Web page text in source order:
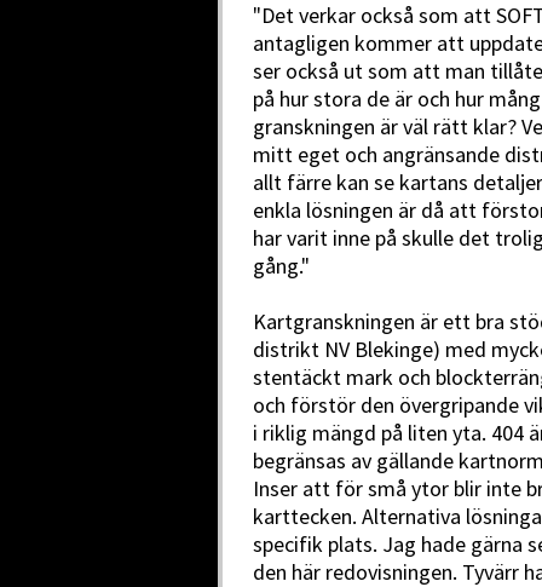
"Det verkar också som att
antagligen kommer att
ser också ut som att man
på hur stora de är och hur
granskningen är väl rätt klar?
mitt eget och angränsande
allt färre kan se kartans
enkla lösningen är då att
har varit inne på skulle det
gång."
Kartgranskningen är ett bra
distrikt NV Blekinge) med
stentäckt mark och
och förstör den övergripande
i riklig mängd på liten yta. 404
begränsas av gällande
Inser att för små ytor blir inte
karttecken. Alternativa
specifik plats. Jag hade
den här redovisningen. Tyvärr